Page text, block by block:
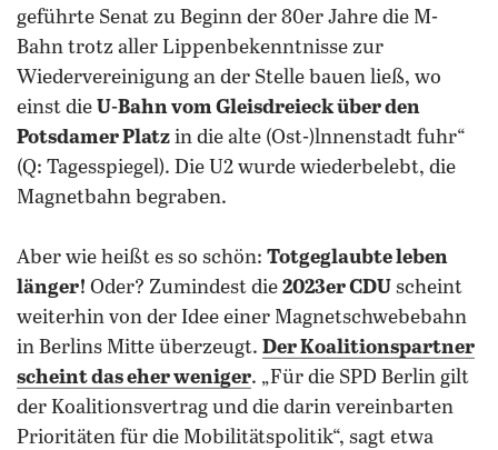
geführte Senat zu Beginn der 80er Jahre die M-
Bahn trotz aller Lippenbekenntnisse zur
Wiedervereinigung an der Stelle bauen ließ, wo
einst die U-Bahn vom Gleisdreieck über den
Potsdamer Platz in die alte (Ost-)lnnenstadt fuhr“
(Q: Tagesspiegel). Die U2 wurde wiederbelebt, die
Magnetbahn begraben.
Aber wie heißt es so schön: Totgeglaubte leben
länger! Oder? Zumindest die 2023er CDU scheint
weiterhin von der Idee einer Magnetschwebebahn
in Berlins Mitte überzeugt. Der Koalitionspartner
scheint das eher weniger. „Für die SPD Berlin gilt
der Koalitionsvertrag und die darin vereinbarten
Prioritäten für die Mobilitätspolitik“, sagt etwa